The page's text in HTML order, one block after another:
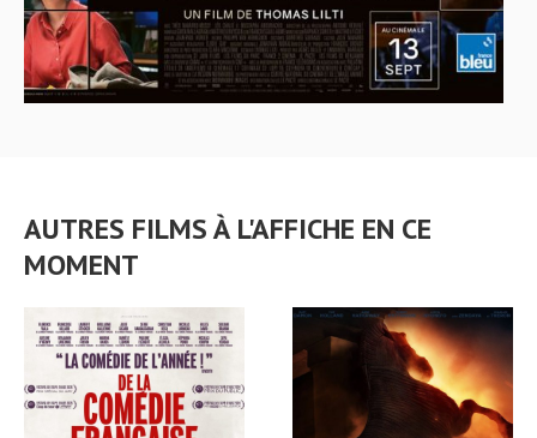
AUTRES FILMS À L'AFFICHE EN CE
MOMENT